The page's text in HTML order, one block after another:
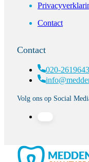
Contact
Contact
020-2619643
Volg ons op Social